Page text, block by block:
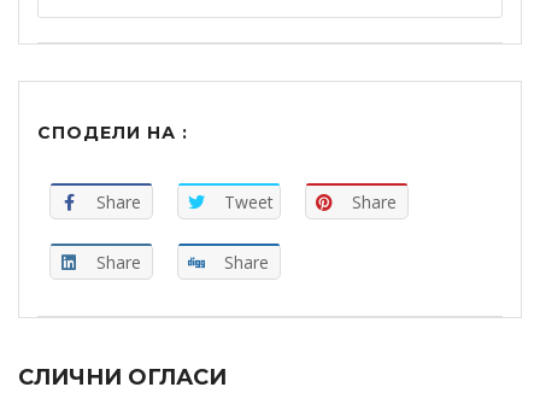
СПОДЕЛИ НА :
Share Tweet Share
Share Share
СЛИЧНИ ОГЛАСИ